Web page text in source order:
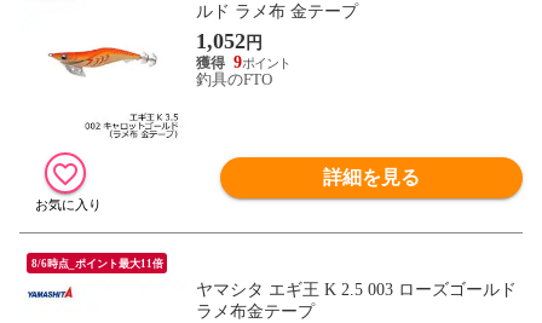
ルド ラメ布 金テープ
1,052円
9
釣具のFTO
詳細を見る
8/6時点_ポイント最大11倍
ヤマシタ エギ王 K 2.5 003 ローズゴールド
ラメ布金テープ